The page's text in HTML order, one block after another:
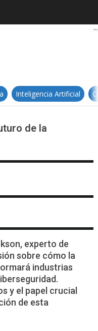
explica el futuro
Inteligencia Artificial
de la
experto de
sobre cómo la
industrias
y el papel crucial
de esta